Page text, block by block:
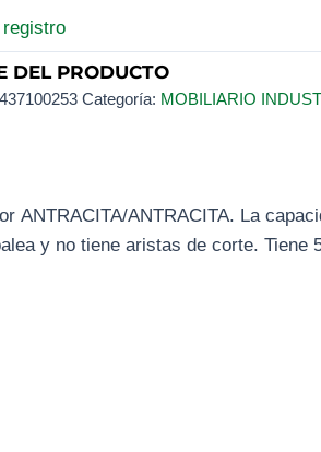
DEL PRODUCTO
Categoría: MOBILIARIO
ANTRACITA/ANTRACITA. La
y no tiene aristas de corte. Tiene